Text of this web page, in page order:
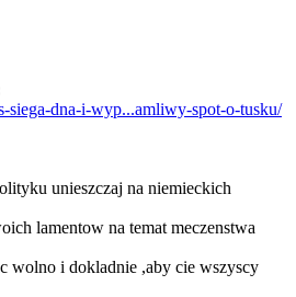
siega-dna-i-wyp...amliwy-spot-o-tusku/
unieszczaj na niemieckich
lamentow na temat meczenstwa
wolno i dokladnie ,aby cie wszyscy